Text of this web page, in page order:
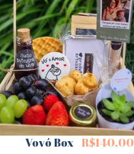
Vovó Box R$140,00